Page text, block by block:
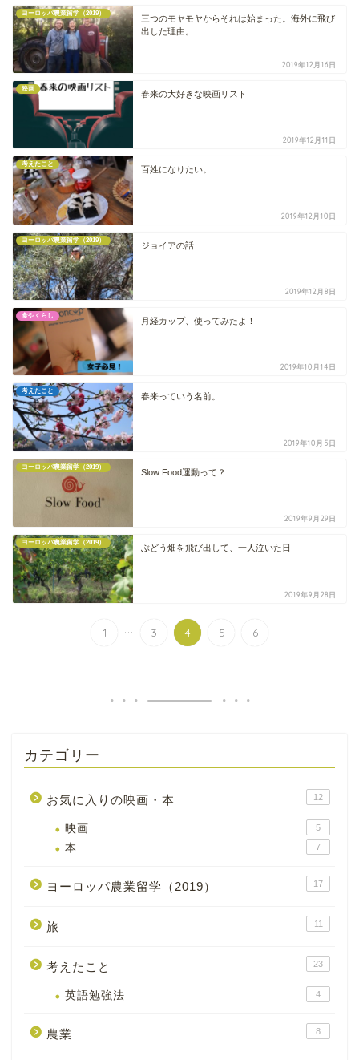
ヨーロッパ農業留学（2019）
三つのモヤモヤからそれは始まった。海外に飛び
出した理由。
2019年12月16日
映画
春来の大好きな映画リスト
2019年12月11日
考えたこと
百姓になりたい。
2019年12月10日
ヨーロッパ農業留学（2019）
ジョイアの話
2019年12月8日
食やくらし
月経カップ、使ってみたよ！
2019年10月14日
考えたこと
春来っていう名前。
2019年10月5日
ヨーロッパ農業留学（2019）
Slow Food運動って？
2019年9月29日
ヨーロッパ農業留学（2019）
ぶどう畑を飛び出して、一人泣いた日
2019年9月28日
1 ... 3 4 5 6
カテゴリー
お気に入りの映画・本 12
映画 5
本 7
ヨーロッパ農業留学（2019） 17
旅 11
考えたこと 23
英語勉強法 4
農業 8